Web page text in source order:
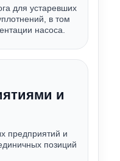
для устаревших
в том
насоса.
и
предприятий и
позиций